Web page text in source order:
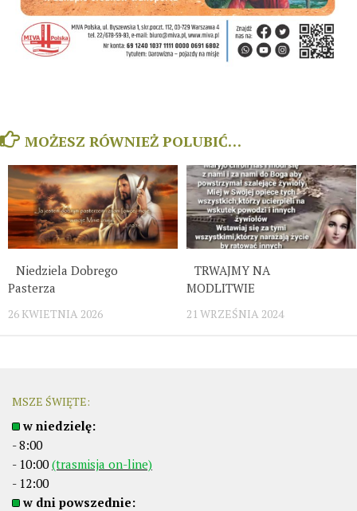
MOŻESZ RÓWNIEŻ POLUBIĆ…
Niedziela Dobrego
Pasterza
26 KWIETNIA 2026
TRWAJMY NA
MODLITWIE
21 WRZEŚNIA 2024
MSZE ŚWIĘTE:
w niedzielę:
- 8:00
- 10:00(trasmisja on-line)
- 12:00
w dni powszednie: